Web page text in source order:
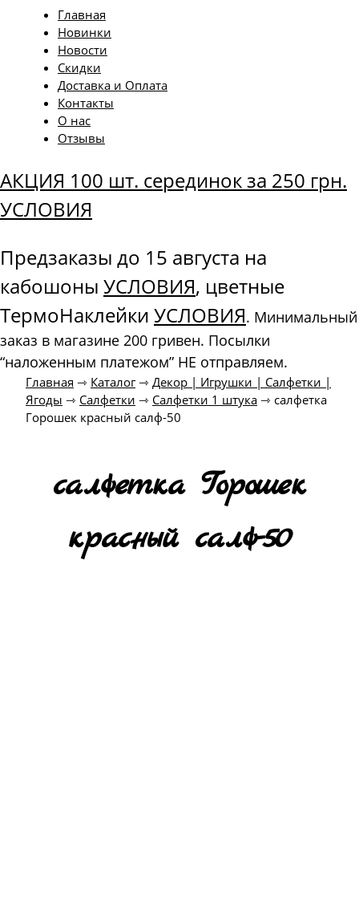
Главная
Новинки
Новости
Скидки
Доставка и Оплата
Контакты
О нас
Отзывы
АКЦИЯ 100 шт. серединок за 250 грн.
УСЛОВИЯ
Предзаказы до 15 августа на
кабошоны УСЛОВИЯ, цветные
ТермоНаклейки УСЛОВИЯ. Минимальный
заказ в магазине 200 гривен. Посылки
“наложенным платежом” НЕ отправляем.
Главная ⇾ Каталог⇾ Декор | Игрушки | Салфетки |
Ягоды ⇾ Салфетки ⇾ Салфетки 1 штука ⇾ салфетка
Горошек красный салф-50
салфетка Горошек
красный салф-50